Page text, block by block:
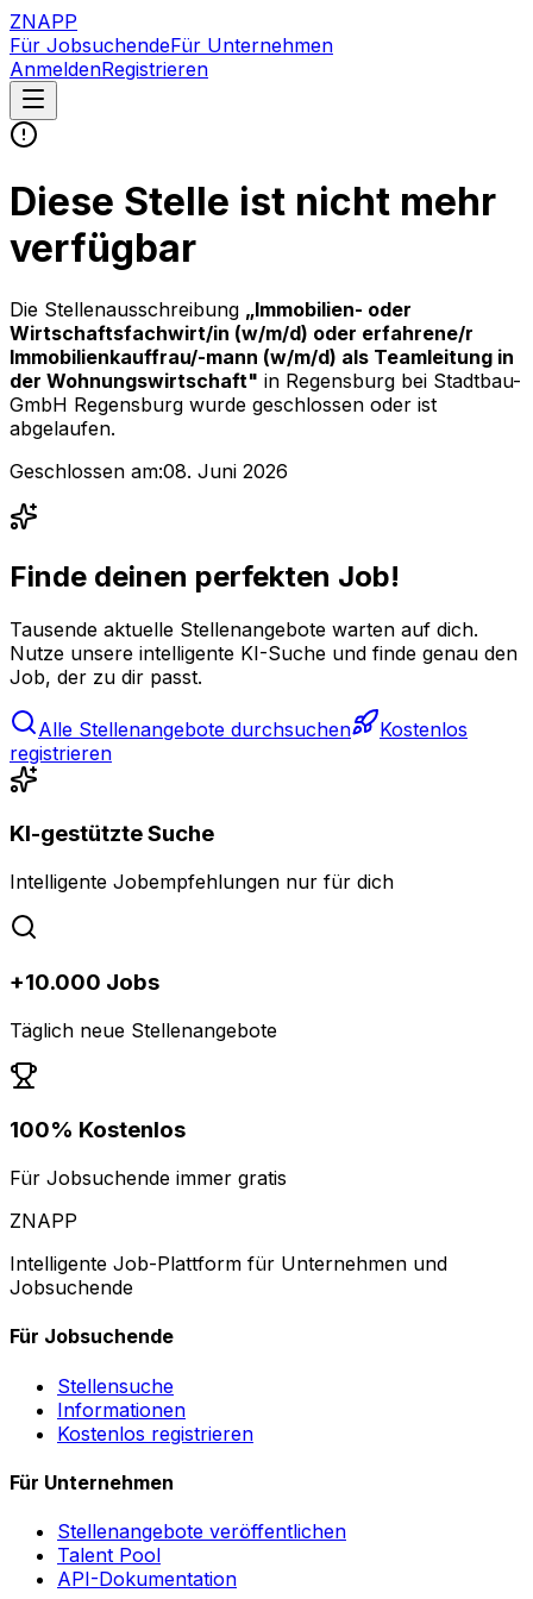
ZNAPP
Für JobsuchendeFür Unternehmen
AnmeldenRegistrieren
Diese Stelle ist nicht mehr
verfügbar
Die Stellenausschreibung „Immobilien- oder
Wirtschaftsfachwirt/in (w/m/d) oder erfahrene/r
Immobilienkauffrau/-mann (w/m/d) als Teamleitung in
der Wohnungswirtschaft" in Regensburg bei Stadtbau-
GmbH Regensburg wurde geschlossen oder ist
abgelaufen.
Geschlossen am:08. Juni 2026
Finde deinen perfekten Job!
Tausende aktuelle Stellenangebote warten auf dich.
Nutze unsere intelligente KI-Suche und finde genau den
Job, der zu dir passt.
Alle Stellenangebote durchsuchen
Kostenlos
registrieren
KI-gestützte Suche
Intelligente Jobempfehlungen nur für dich
+10.000 Jobs
Täglich neue Stellenangebote
100% Kostenlos
Für Jobsuchende immer gratis
ZNAPP
Intelligente Job-Plattform für Unternehmen und
Jobsuchende
Für Jobsuchende
Stellensuche
Informationen
Kostenlos registrieren
Für Unternehmen
Stellenangebote veröffentlichen
Talent Pool
API-Dokumentation